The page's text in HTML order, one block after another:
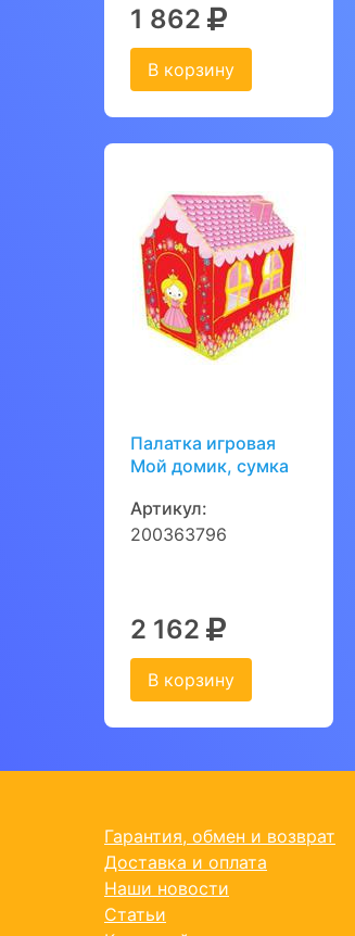
1 862
В корзину
Палатка игровая
Мой домик, сумка
Артикул:
200363796
2 162
В корзину
Гарантия, обмен и возврат
Доставка и оплата
Наши новости
Статьи